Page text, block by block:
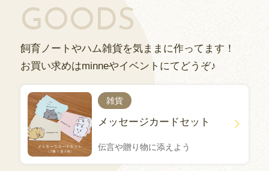
GOODS
飼育ノートやハム雑貨を気ままに作ってます！
お買い求めはminneやイベントにてどうぞ♪
雑貨
メッセージカードセット
伝言や贈り物に添えよう